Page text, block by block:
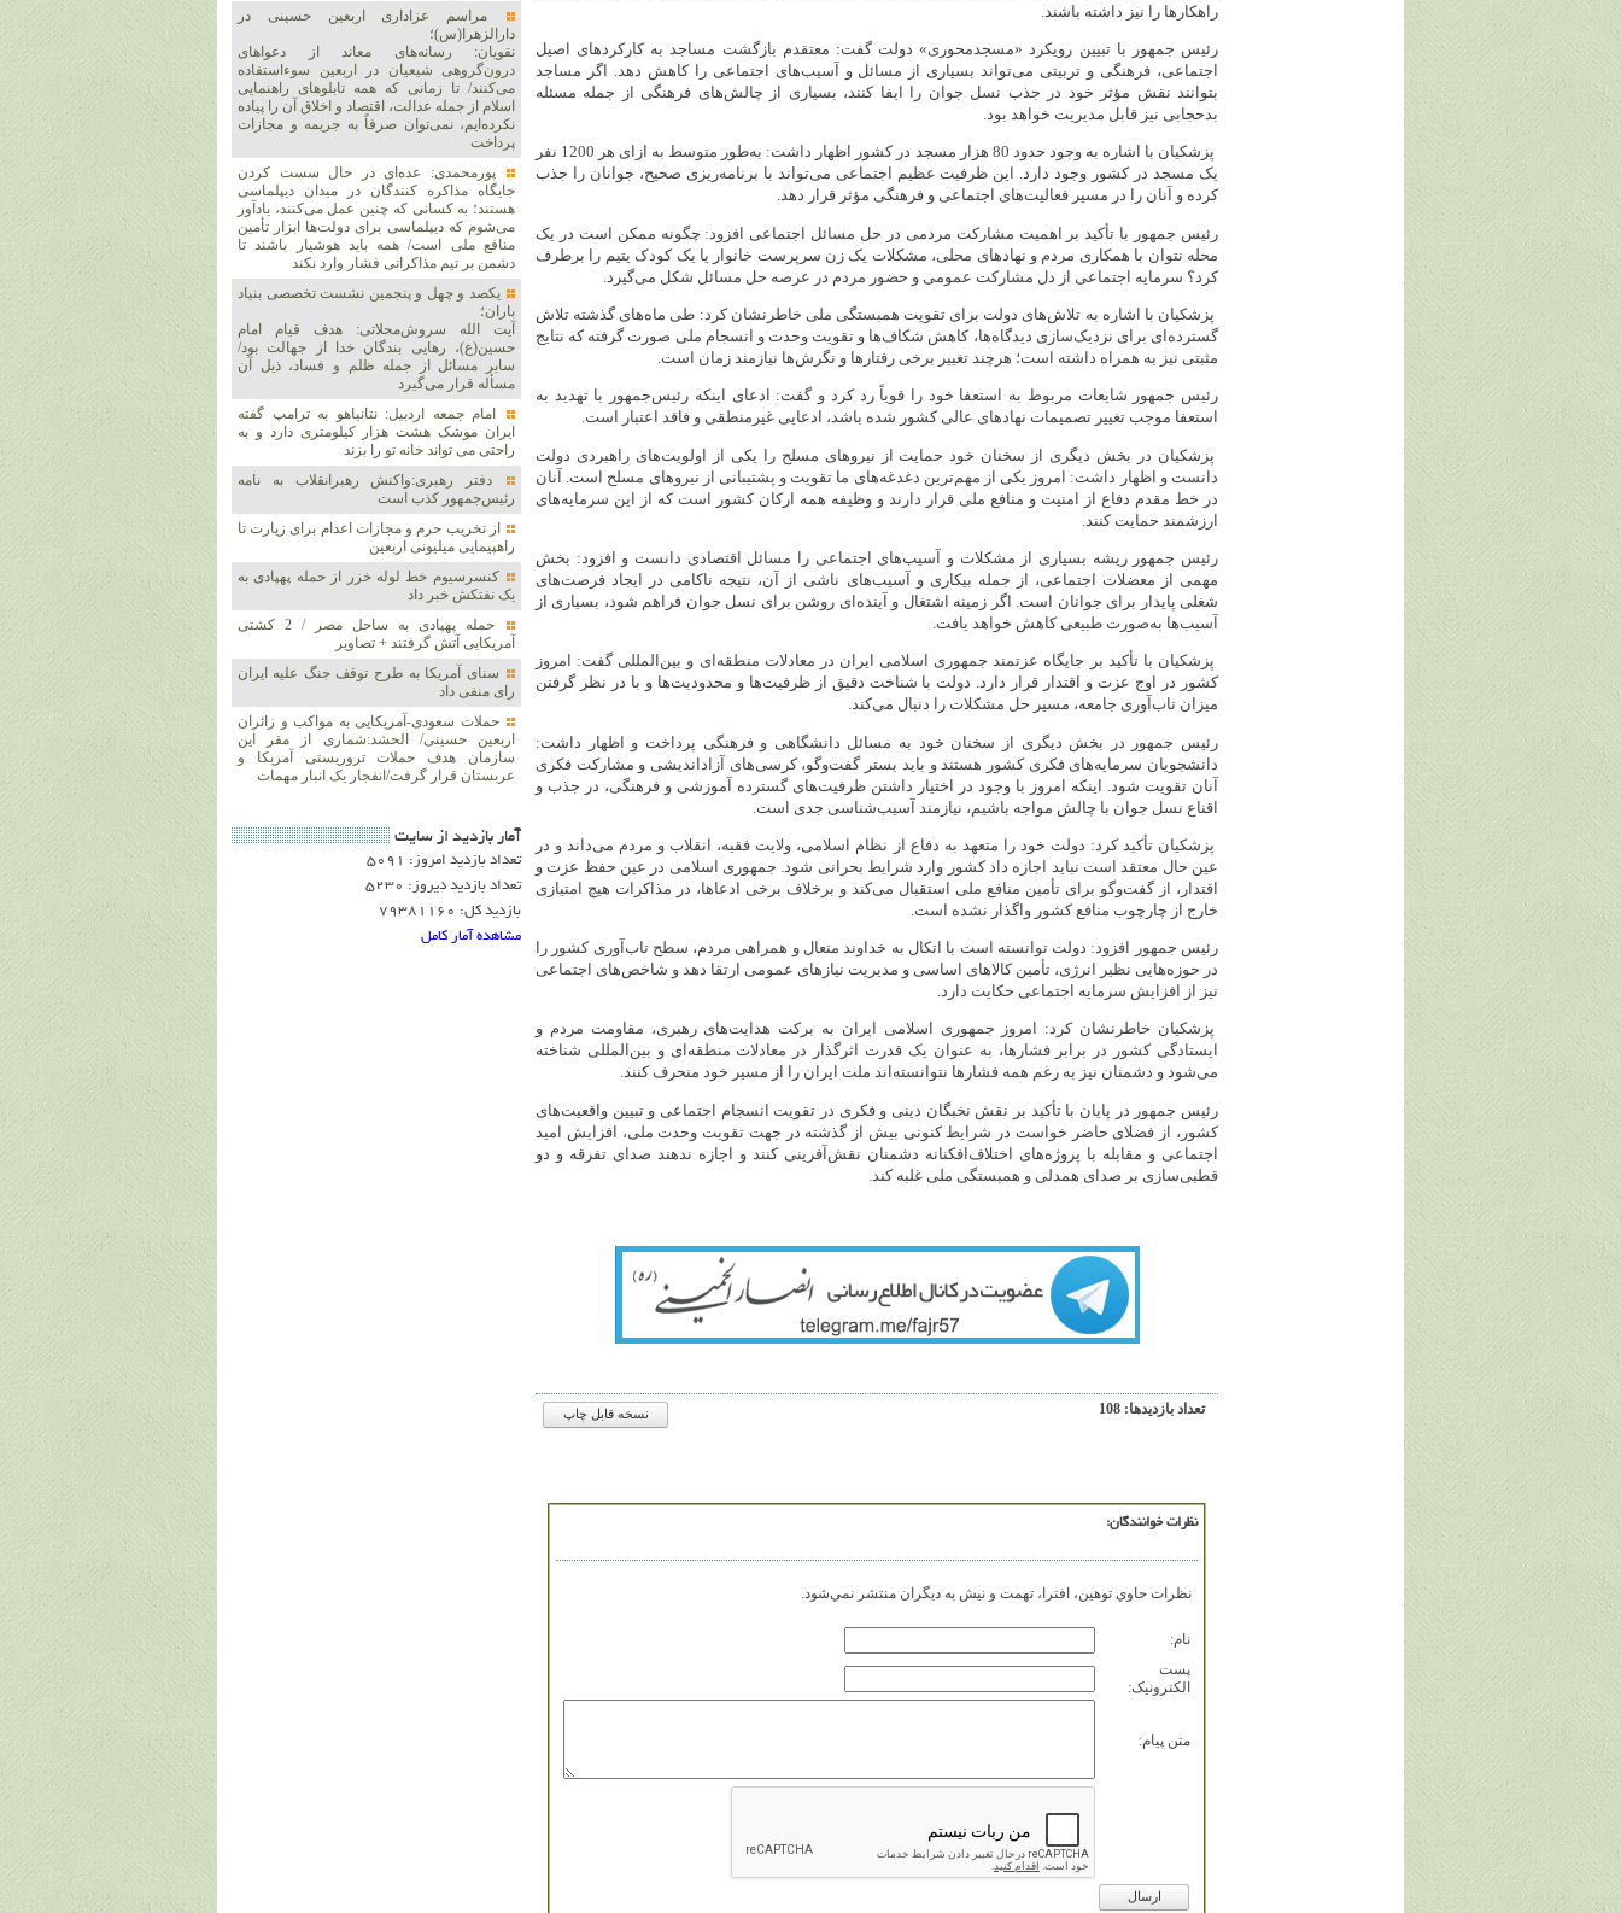
راهکارها را نیز داشته باشند.
رئیس جمهور با تبیین رویکرد «مسجدمحوری» دولت گفت: معتقدم بازگشت مساجد به کارکردهای اصیل
اجتماعی، فرهنگی و تربیتی می‌تواند بسیاری از مسائل و آسیب‌های اجتماعی را کاهش دهد. اگر مساجد
بتوانند نقش مؤثر خود در جذب نسل جوان را ایفا کنند، بسیاری از چالش‌های فرهنگی از جمله مسئله
بدحجابی نیز قابل مدیریت خواهد بود.
پزشکیان با اشاره به وجود حدود 80 هزار مسجد در کشور اظهار داشت: به‌طور متوسط به ازای هر 1200 نفر
یک مسجد در کشور وجود دارد. این ظرفیت عظیم اجتماعی می‌تواند با برنامه‌ریزی صحیح، جوانان را جذب
کرده و آنان را در مسیر فعالیت‌های اجتماعی و فرهنگی مؤثر قرار دهد.
رئیس جمهور با تأکید بر اهمیت مشارکت مردمی در حل مسائل اجتماعی افزود: چگونه ممکن است در یک
محله نتوان با همکاری مردم و نهادهای محلی، مشکلات یک زن سرپرست خانوار یا یک کودک یتیم را برطرف
کرد؟ سرمایه اجتماعی از دل مشارکت عمومی و حضور مردم در عرصه حل مسائل شکل می‌گیرد.
پزشکیان با اشاره به تلاش‌های دولت برای تقویت همبستگی ملی خاطرنشان کرد: طی ماه‌های گذشته تلاش
گسترده‌ای برای نزدیک‌سازی دیدگاه‌ها، کاهش شکاف‌ها و تقویت وحدت و انسجام ملی صورت گرفته که نتایج
مثبتی نیز به همراه داشته است؛ هرچند تغییر برخی رفتارها و نگرش‌ها نیازمند زمان است.
رئیس جمهور شایعات مربوط به استعفا خود را قویاً رد کرد و گفت: ادعای اینکه رئیس‌جمهور با تهدید به
استعفا موجب تغییر تصمیمات نهادهای عالی کشور شده باشد، ادعایی غیرمنطقی و فاقد اعتبار است.
پزشکیان در بخش دیگری از سخنان خود حمایت از نیروهای مسلح را یکی از اولویت‌های راهبردی دولت
دانست و اظهار داشت: امروز یکی از مهم‌ترین دغدغه‌های ما تقویت و پشتیبانی از نیروهای مسلح است. آنان
در خط مقدم دفاع از امنیت و منافع ملی قرار دارند و وظیفه همه ارکان کشور است که از این سرمایه‌های
ارزشمند حمایت کنند.
رئیس جمهور ریشه بسیاری از مشکلات و آسیب‌های اجتماعی را مسائل اقتصادی دانست و افزود: بخش
مهمی از معضلات اجتماعی، از جمله بیکاری و آسیب‌های ناشی از آن، نتیجه ناکامی در ایجاد فرصت‌های
شغلی پایدار برای جوانان است. اگر زمینه اشتغال و آینده‌ای روشن برای نسل جوان فراهم شود، بسیاری از
آسیب‌ها به‌صورت طبیعی کاهش خواهد یافت.
پزشکیان با تأکید بر جایگاه عزتمند جمهوری اسلامی ایران در معادلات منطقه‌ای و بین‌المللی گفت: امروز
کشور در اوج عزت و اقتدار قرار دارد. دولت با شناخت دقیق از ظرفیت‌ها و محدودیت‌ها و با در نظر گرفتن
میزان تاب‌آوری جامعه، مسیر حل مشکلات را دنبال می‌کند.
رئیس جمهور در بخش دیگری از سخنان خود به مسائل دانشگاهی و فرهنگی پرداخت و اظهار داشت:
دانشجویان سرمایه‌های فکری کشور هستند و باید بستر گفت‌وگو، کرسی‌های آزاداندیشی و مشارکت فکری
آنان تقویت شود. اینکه امروز با وجود در اختیار داشتن ظرفیت‌های گسترده آموزشی و فرهنگی، در جذب و
اقناع نسل جوان با چالش مواجه باشیم، نیازمند آسیب‌شناسی جدی است.
پزشکیان تأکید کرد: دولت خود را متعهد به دفاع از نظام اسلامی، ولایت فقیه، انقلاب و مردم می‌داند و در
عین حال معتقد است نباید اجازه داد کشور وارد شرایط بحرانی شود. جمهوری اسلامی در عین حفظ عزت و
اقتدار، از گفت‌وگو برای تأمین منافع ملی استقبال می‌کند و برخلاف برخی ادعاها، در مذاکرات هیچ امتیازی
خارج از چارچوب منافع کشور واگذار نشده است.
رئیس جمهور افزود: دولت توانسته است با اتکال به خداوند متعال و همراهی مردم، سطح تاب‌آوری کشور را
در حوزه‌هایی نظیر انرژی، تأمین کالاهای اساسی و مدیریت نیازهای عمومی ارتقا دهد و شاخص‌های اجتماعی
نیز از افزایش سرمایه اجتماعی حکایت دارد.
پزشکیان خاطرنشان کرد: امروز جمهوری اسلامی ایران به برکت هدایت‌های رهبری، مقاومت مردم و
ایستادگی کشور در برابر فشارها، به عنوان یک قدرت اثرگذار در معادلات منطقه‌ای و بین‌المللی شناخته
می‌شود و دشمنان نیز به رغم همه فشارها نتوانسته‌اند ملت ایران را از مسیر خود منحرف کنند.
رئیس جمهور در پایان با تأکید بر نقش نخبگان دینی و فکری در تقویت انسجام اجتماعی و تبیین واقعیت‌های
کشور، از فضلای حاضر خواست در شرایط کنونی بیش از گذشته در جهت تقویت وحدت ملی، افزایش امید
اجتماعی و مقابله با پروژه‌های اختلاف‌افکنانه دشمنان نقش‌آفرینی کنند و اجازه ندهند صدای تفرقه و دو
قطبی‌سازی بر صدای همدلی و همبستگی ملی غلبه کند.
تعداد بازديدها: 108 نسخه قابل چاپ
نظرات خوانندگان:
نظرات حاوي توهين، افترا، تهمت و نيش به ديگران منتشر نمي‌شود.
نام:
پست
الکترونيک:
متن پيام:
مراسم عزاداری اربعین حسینی در
دارالزهرا(س)؛
نقویان: رسانه‌های معاند از دعواهای
درون‌گروهی شیعیان در اربعین سوءاستفاده
می‌کنند/ تا زمانی که همه تابلوهای راهنمایی
اسلام از جمله عدالت، اقتصاد و اخلاق آن را پیاده
نکرده‌ایم، نمی‌توان صرفاً به جریمه و مجازات
پرداخت
پورمحمدی: عده‌ای در حال سست کردن
جایگاه مذاکره کنندگان در میدان دیپلماسی
هستند؛ به کسانی که چنین عمل می‌کنند، یادآور
می‌شوم که دیپلماسی برای دولت‌ها ابزار تأمین
منافع ملی است/ همه باید هوشیار باشند تا
دشمن بر تیم مذاکراتی فشار وارد نکند
یکصد و چهل و پنجمین نشست تخصصی بنیاد
باران؛
آیت الله سروش‌محلاتی: هدف قیام امام
حسین(ع)، رهایی بندگان خدا از جهالت بود/
سایر مسائل از جمله ظلم و فساد، ذیل آن
مسأله قرار می‌گیرد
امام جمعه اردبیل: نتانیاهو به ترامپ گفته
ایران موشک هشت هزار کیلومتری دارد و به
راحتی می تواند خانه تو را بزند
دفتر رهبری:واکنش رهبرانقلاب به نامه
رئیس‌جمهور کذب است
از تخریب حرم و مجازات اعدام برای زیارت تا
راهپیمایی میلیونی اربعین
کنسرسیوم خط لوله خزر از حمله پهپادی به
یک نفتکش خبر داد
حمله پهپادی به ساحل مصر / 2 کشتی
آمریکایی آتش گرفتند + تصاویر
سنای آمریکا به طرح توقف جنگ علیه ایران
رای منفی داد
حملات سعودی-آمریکایی به مواکب و زائران
اربعین حسینی/ الحشد:شماری از مقر این
سازمان هدف حملات تروریستی آمریکا و
عربستان قرار گرفت/انفجار یک انبار مهمات
آمار بازديد از سايت
تعداد بازدید امروز: 5091
تعداد بازدید دیروز: 5230
بازدید کل: 79381160
مشاهده آمار کامل